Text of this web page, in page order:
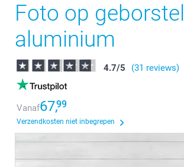
Foto op
aluminium
4.7/5 (31 reviews)
Vanaf67,99
Verzendkosten niet inbegrepen